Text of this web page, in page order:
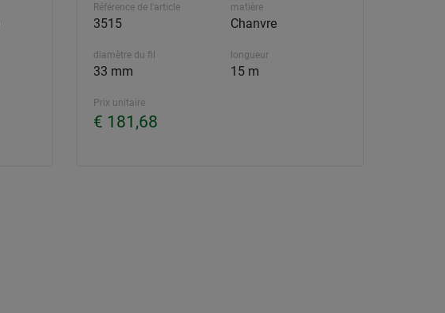
Référence de l'article
3515
matière
Chanvre
diamètre du fil
33 mm
longueur
15 m
Prix unitaire
€ 181,68